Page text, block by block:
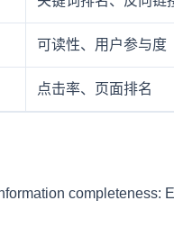
可读性、用户参与度
点击率、页面排名
completeness: